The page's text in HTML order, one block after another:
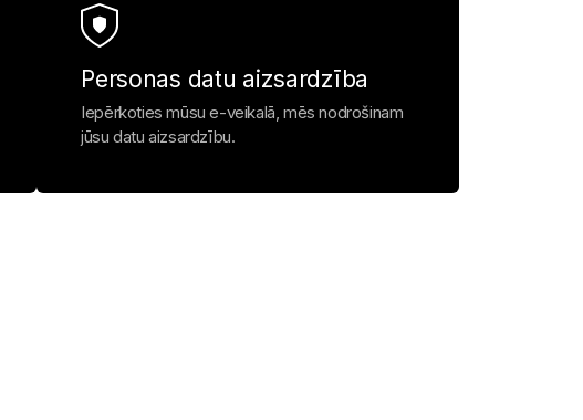
Personas datu aizsardzība
Iepērkoties mūsu e-veikalā, mēs nodrošinam
jūsu datu aizsardzību.